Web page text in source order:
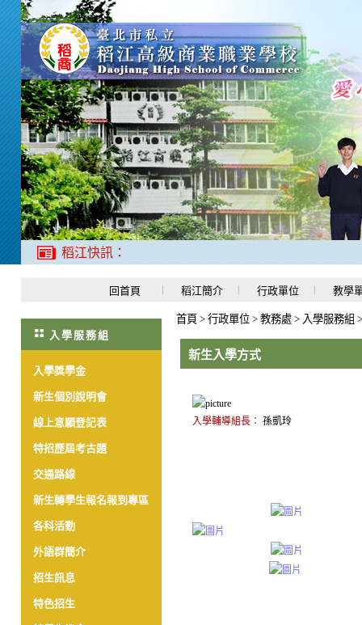
稻江快訊：
回首頁 稻江簡介 行政單位 教學
入學服務組
入學獎學金
新生個別說明會
線上意願登記表
特招歷屆考古題
交通路線
新生轉學生報名報到專區
各科活動
外語群簡介
招生訊息
特色招生
首頁 > 行政單位 > 教務處 > 入學服務組
新生入學方式
入學輔導組長： 孫凱玲